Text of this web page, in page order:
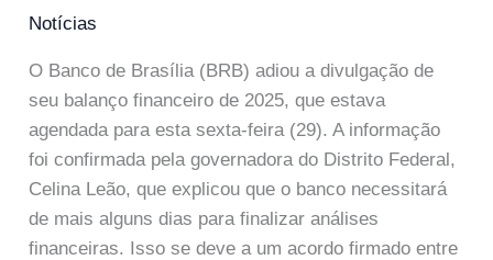
Notícias
O Banco de Brasília (BRB) adiou a divulgação de
seu balanço financeiro de 2025, que estava
agendada para esta sexta-feira (29). A informação
foi confirmada pela governadora do Distrito Federal,
Celina Leão, que explicou que o banco necessitará
de mais alguns dias para finalizar análises
financeiras. Isso se deve a um acordo firmado entre